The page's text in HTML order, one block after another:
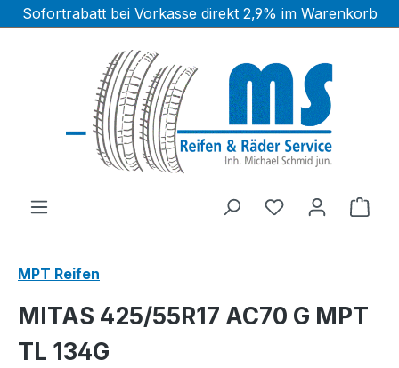
Zum Hauptinhalt springen
Sofortrabatt bei Vorkasse direkt 2,9% im Warenkorb
MPT Reifen
MITAS 425/55R17 AC70 G MPT
TL 134G